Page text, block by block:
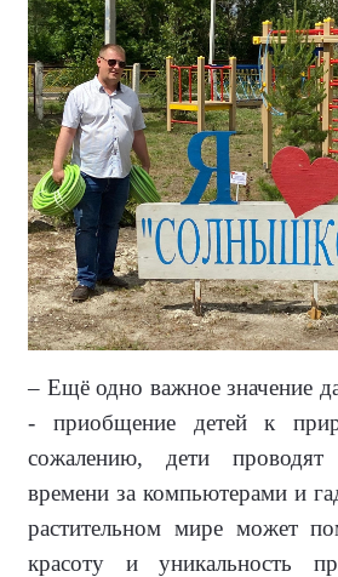
– Ещё одно важное значение
- приобщение детей к
сожалению, дети
времени за компьютерами и
растительном мире может
красоту и уникальность